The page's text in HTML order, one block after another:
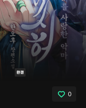
0